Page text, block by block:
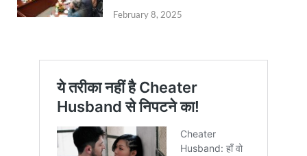
February 8, 2025